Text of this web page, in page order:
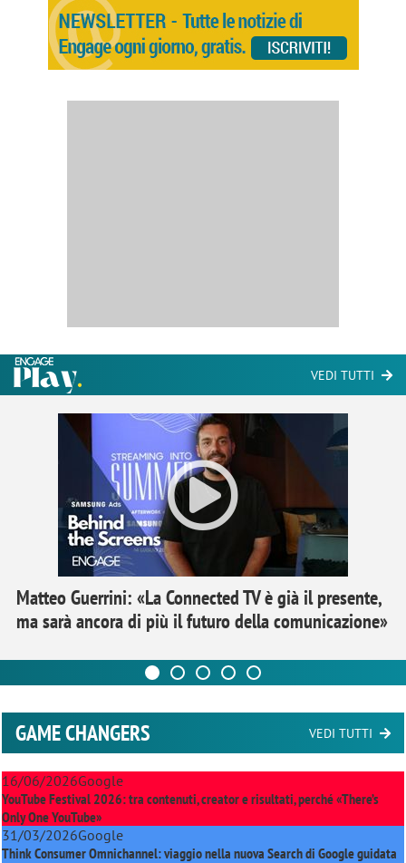
VEDI TUTTI
Matteo Guerrini: «La Connected TV è già il presente,
ma sarà ancora di più il futuro della comunicazione»
GAME CHANGERS VEDI TUTTI
16/06/2026Google
YouTube Festival 2026: tra contenuti, creator e risultati, perché «There’s
Only One YouTube»
31/03/2026Google
Think Consumer Omnichannel: viaggio nella nuova Search di Google guidata